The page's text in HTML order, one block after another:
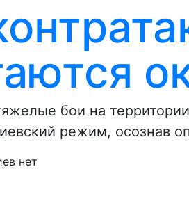
бои на
режим, осознав
нет